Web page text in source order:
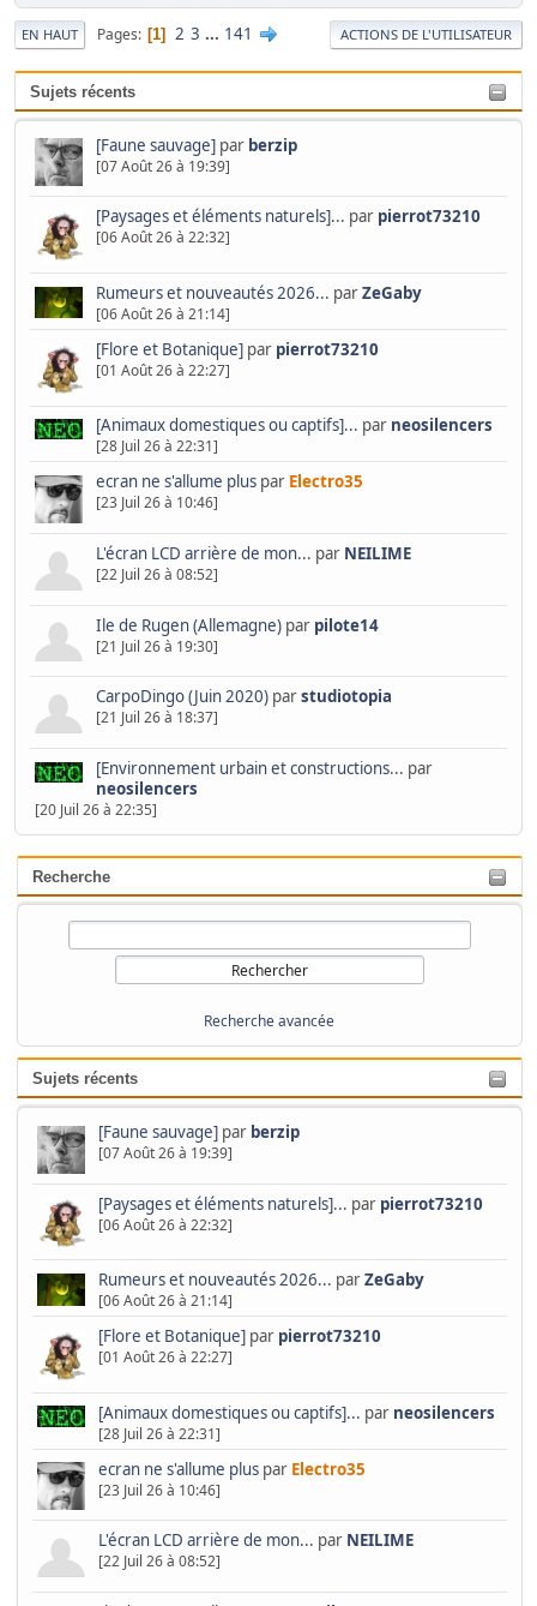
Recherche
Recherche avancée
Sujets récents
[Faune sauvage] par berzip
[07 Août 26 à 19:39]
[Paysages et éléments naturels]... par pierrot73210
[06 Août 26 à 22:32]
Rumeurs et nouveautés 2026... parZeGaby
[06 Août 26 à 21:14]
[Flore et Botanique]par pierrot73210
[01 Août 26 à 22:27]
[Animaux domestiques ou captifs]... par neosilencers
[28 Juil 26 à 22:31]
ecran ne s'allume pluspar Electro35
[23 Juil 26 à 10:46]
L'écran LCD arrière de mon... par NEILIME
[22 Juil 26 à 08:52]
EN HAUT Pages 1 2 3 ... 141 ACTIONS DE L'UTILISATEUR
Sujets récents
[Faune sauvage] par berzip
[07 Août 26 à 19:39]
[Paysages et éléments naturels]... par pierrot73210
[06 Août 26 à 22:32]
Rumeurs et nouveautés 2026... parZeGaby
[06 Août 26 à 21:14]
[Flore et Botanique]par pierrot73210
[01 Août 26 à 22:27]
[Animaux domestiques ou captifs]... par neosilencers
[28 Juil 26 à 22:31]
ecran ne s'allume pluspar Electro35
[23 Juil 26 à 10:46]
L'écran LCD arrière de mon... par NEILIME
[22 Juil 26 à 08:52]
Ile de Rugen (Allemagne)par pilote14
[21 Juil 26 à 19:30]
CarpoDingo (Juin 2020)parstudiotopia
[21 Juil 26 à 18:37]
[Environnement urbain et constructions... par
neosilencers
[20 Juil 26 à 22:35]